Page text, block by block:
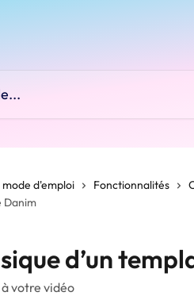
mode d'emploi Fonctionnalités
Danim
d’un
votre vidéo